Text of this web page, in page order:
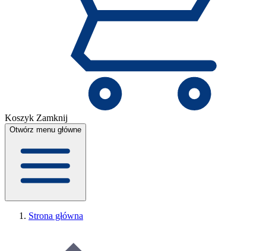
Koszyk Zamknij
Otwórz menu główne
Strona główna